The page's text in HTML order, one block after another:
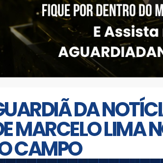
DA
MARCELO LIMA
CAMPO